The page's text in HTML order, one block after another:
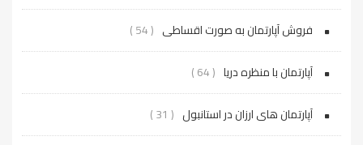
فروش آپارتمان به صورت اقساطی ( 54 )
آپارتمان با منظره دریا ( 64 )
آپارتمان های ارزان در استانبول ( 31 )